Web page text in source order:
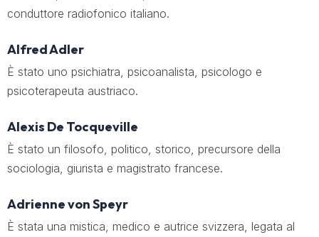
conduttore radiofonico italiano.
Alfred Adler
È stato uno psichiatra, psicoanalista, psicologo e
psicoterapeuta austriaco.
Alexis De Tocqueville
È stato un filosofo, politico, storico, precursore della
sociologia, giurista e magistrato francese.
Adrienne von Speyr
È stata una mistica, medico e autrice svizzera, legata al